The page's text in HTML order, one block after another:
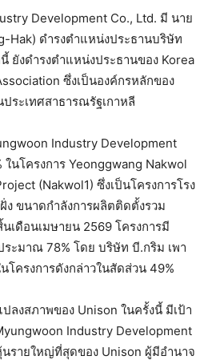
Development Co., Ltd. มี นาย
Hak) ดำรงตำแหน่งประธานบริษัท
ยังดำรงตำแหน่งประธานของ Korea
ซึ่งเป็นองค์กรหลักของ
ระเทศสาธารณรัฐเกาหลี
Industry Development
ในโครงการ Yeonggwang Nakwol
(Nakwol1) ซึ่งเป็นโครงการโรง
ขนาดกำลังการผลิตติดตั้งรวม
เดือนเมษายน 2569 โครงการมี
ะมาณ 78% โดย บริษัท บี.กริม เพา
โครงการดังกล่าวในสัดส่วน 49%
ลงสภาพของ Unison ในครั้งนี้ มีเป้า
Industry Development
นรายใหญ่ที่สุดของ Unison ผู้มีอำนาจ